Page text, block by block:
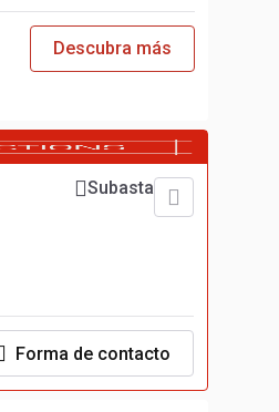
Descubra más
Subasta
Forma de contacto